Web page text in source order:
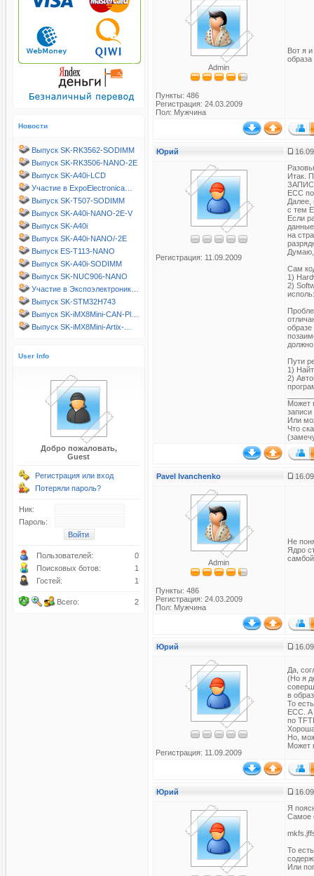
Новости
Выпуск SK-RK3562-SODIMM
Выпуск SK-RK3506-NANO-2E
Выпуск SK-A40i-LCD
Участие в ExpoElectronica…
Выпуск SK-T507-SODIMM
Выпуск SK-A40i-NANO-2E-V
Выпуск SK-A40i
Выпуск SK-A40i-NANO/-2E
Выпуск ES-T113-NANO
Выпуск SK-A40i-SODIMM
Выпуск SK-NUC906-NANO
Участие в Экспоэлектроник…
Выпуск SK-STM32H743
Выпуск SK-iMX8Mini-CAN-Pl…
Выпуск SK-iMX8Mini-Artix-…
User Info
Добро пожаловать,
Guest
Регистрация или вход
Потеряли пароль?
Ник:
Пароль:
Пользователей:
0
Поисковых ботов:
1
Гостей:
1
Всего: 2
Admin
Пункты: 486
Регистрация: 24.03.2009
Пол: Мужчина
Вот я
образа
Юрий
Регистрация: 11.09.2009
Итак.
ECC
Далее,
с тем
Если
на
Думаю,
Сам
1)
2)
Пути
1)
2)
Может
Или
Что
Pavel Ivanchenko
Admin
Пункты: 486
Регистрация: 24.03.2009
Пол: Мужчина
Не
Ядро
Юрий
Регистрация: 11.09.2009
Да,
(Но я
в
То
ЕСС. А
по
Но,
Может
Юрий
Я
Самое
То
Или